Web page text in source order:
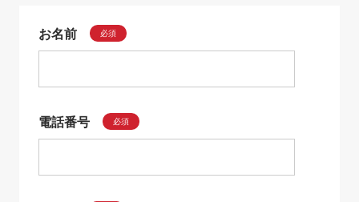
お名前 必須
電話番号 必須